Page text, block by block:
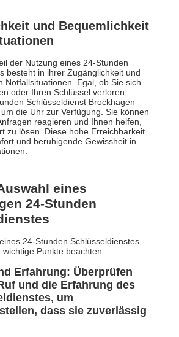
und Bequemlichkeit
der Nutzung eines 24-Stunden
besteht in ihrer Zugänglichkeit und
Notfallsituationen. Egal, ob Sie sich
oder Ihren Schlüssel verloren
Schlüsseldienst Brockhagen
die Uhr zur Verfügung. Sie können
reagieren und Ihnen helfen,
zu lösen. Diese hohe Erreichbarkeit
und beruhigende Gewissheit in
eines
24-Stunden
24-Stunden Schlüsseldienstes
Punkte beachten:
Erfahrung: Überprüfen
und die Erfahrung des
um
dass sie zuverlässig